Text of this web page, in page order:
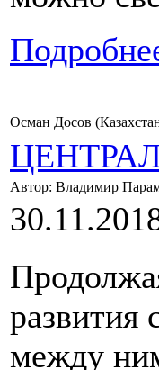
Осман Досов
Автор: Владимир
между